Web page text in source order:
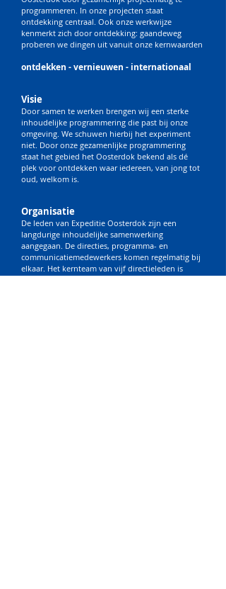
programmeren. In onze projecten staat
ontdekking centraal. Ook onze werkwijze
kenmerkt zich door ontdekking: gaandeweg
proberen we dingen uit vanuit onze kernwaarden
ontdekken - vernieuwen - internationaal
Visie
Door samen te werken brengen wij een sterke
inhoudelijke programmering die past bij onze
omgeving. We schuwen hierbij het experiment
niet. Door onze gezamenlijke programmering
staat het gebied het Oosterdok bekend als dé
plek voor ontdekken waar iedereen, van jong tot
oud, welkom is.
Organisatie
De leden van Expeditie Oosterdok zijn een
langdurige inhoudelijke samenwerking
aangegaan. De directies, programma- en
communicatiemedewerkers komen regelmatig bij
elkaar. Het kernteam van vijf directieleden is